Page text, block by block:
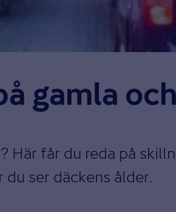
gamla
får du reda på
ser däckens ålder.